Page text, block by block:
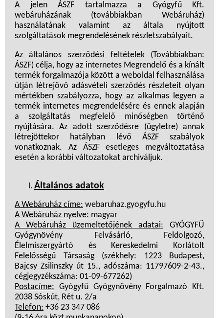
A jelen ÁSZF tartalmazza a Gyógyfű Kft.
webáruházának (továbbiakban Webáruház)
használatának valamint az általa nyújtott
szolgáltatások megrendelésének részletszabályait.
Az általános szerződési feltételek (Továbbiakban:
ÁSZF) célja, hogy az internetes Megrendelő és a kínált
termék forgalmazója között a weboldal felhasználása
útján létrejövő adásvételi szerződés részleteit olyan
mértékben szabályozza, hogy az alkalmas legyen a
termék internetes megrendelésére és ennek alapján
a szolgáltatás megfelelő minőségben történő
nyújtására. Az adott szerződésre (ügyletre) annak
létrejöttekor hatályban lévő ÁSZF szabályok
vonatkoznak. Az ÁSZF esetleges megváltoztatása
esetén a korábbi változatokat archiváljuk.
Általános adatok
A Webáruház címe: webaruhaz.gyogyfu.hu
A Webáruház nyelve: magyar
A Webáruház üzemeltetőjének adatai: GYÓGYFŰ
Gyógynövény Felvásárló, Feldolgozó,
Élelmiszergyártó és Kereskedelmi Korlátolt
Felelősségű Társaság (székhely: 1223 Budapest,
Bajcsy Zsilinszky út 15., adószáma: 11797609-2-43.,
cégjegyzékszáma: 01-09-677262)
Postacíme: Gyógyfű Gyógynövény Forgalmazó Kft.
2038 Sóskút, Rét u. 2/a
Telefon: +36 23 347 086